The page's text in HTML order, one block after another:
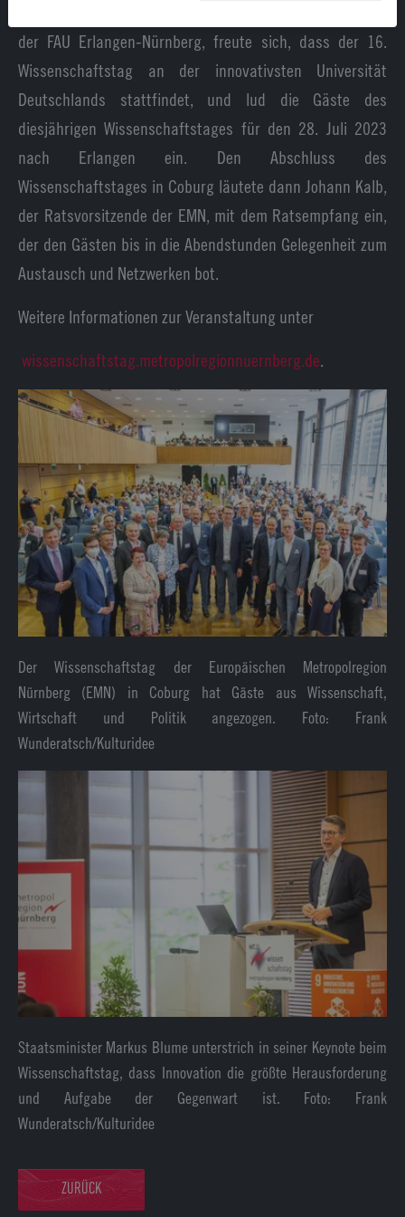
der FAU Erlangen-Nürnberg, freute sich, dass der 16.
Wissenschaftstag an der innovativsten Universität
Deutschlands stattfindet, und lud die Gäste des
diesjährigen Wissenschaftstages für den 28. Juli 2023
nach Erlangen ein. Den Abschluss des
Wissenschaftstages in Coburg läutete dann Johann Kalb,
der Ratsvorsitzende der EMN, mit dem Ratsempfang ein,
der den Gästen bis in die Abendstunden Gelegenheit zum
Austausch und Netzwerken bot.
Weitere Informationen zur Veranstaltung unter
wissenschaftstag.metropolregionnuernberg.de.
Der Wissenschaftstag der Europäischen Metropolregion
Nürnberg (EMN) in Coburg hat Gäste aus Wissenschaft,
Wirtschaft und Politik angezogen. Foto: Frank
Wunderatsch/Kulturidee
Staatsminister Markus Blume unterstrich in seiner Keynote beim
Wissenschaftstag, dass Innovation die größte Herausforderung
und Aufgabe der Gegenwart ist. Foto: Frank
Wunderatsch/Kulturidee
ZURÜCK